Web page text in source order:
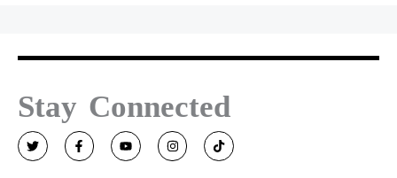
Stay Connected
T
w
i
F
a
c
Y
o
u
I
n
s
T
i
k